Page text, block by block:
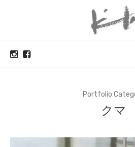
Portfolio
クマ